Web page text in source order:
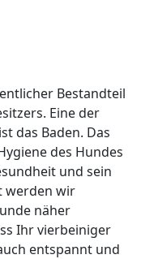
Bestandteil
Eine der
das Baden. Das
des Hundes
und sein
werden wir
näher
Ihr vierbeiniger
entspannt und